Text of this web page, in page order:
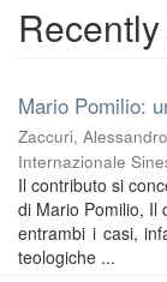
Mario Pomilio:
Zaccuri, Alessandro
Internazionale
Il contributo si
di Mario Pomilio, Il
entrambi i casi,
teologiche ...